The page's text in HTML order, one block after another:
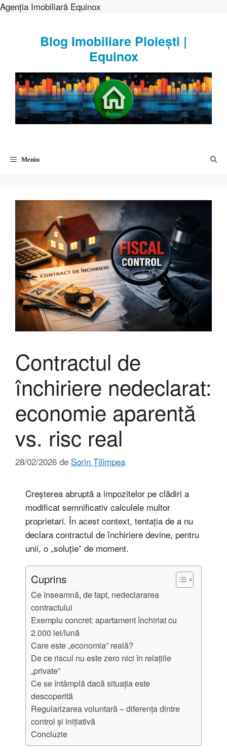
Agenția Imobiliară Equinox
Blog Imobiliare Ploiești |
Equinox
Meniu
Contractul de
închiriere nedeclarat:
economie aparentă
vs. risc real
28/02/2026 de Sorin Țilimpea
Creșterea abruptă a impozitelor pe clădiri a
modificat semnificativ calculele multor
proprietari. În acest context, tentația de a nu
declara contractul de închiriere devine, pentru
unii, o „soluție” de moment.
Cuprins
Ce înseamnă, de fapt, nedeclararea
contractului
Exemplu concret: apartament închiriat cu
2.000 lei/lună
Care este „economia” reală?
De ce riscul nu este zero nici în relațiile
„private”
Ce se întâmplă dacă situația este
descoperită
Regularizarea voluntară – diferența dintre
control și inițiativă
Concluzie